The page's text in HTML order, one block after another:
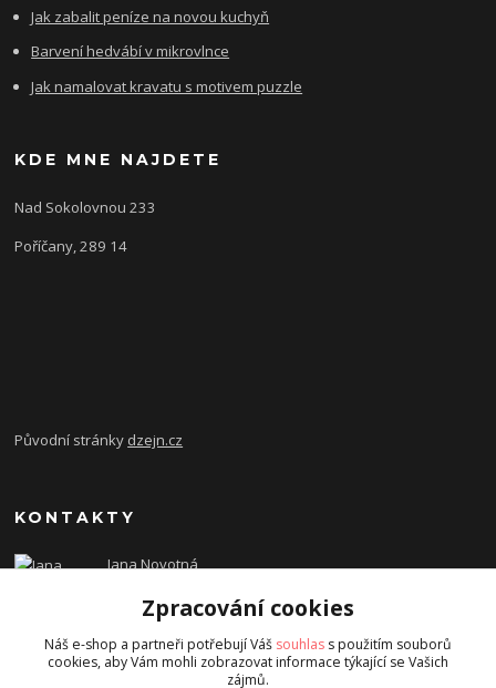
Jak zabalit peníze na novou kuchyň
Barvení hedvábí v mikrovlnce
Jak namalovat kravatu s motivem puzzle
KDE MNE NAJDETE
Nad Sokolovnou 233
Poříčany, 289 14
Původní stránky dzejn.cz
KONTAKTY
Jana Novotná
dzejn.n@email.cz
Zpracování cookies
Náš e-shop a partneři potřebují Váš souhlas s použitím souborů
cookies, aby Vám mohli zobrazovat informace týkající se Vašich
zájmů.